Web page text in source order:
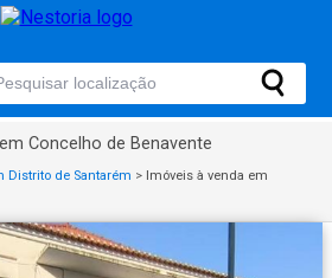
Concelho de Benavente
Distrito de Santarém > Imóveis à venda em